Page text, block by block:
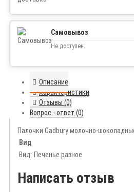
Самовывоз
Не доступен.
Описание
Характеристики
Отзывы (0)
Вопрос - ответ (0)
Палочки Cadbury молочно-
Вид
Вид: Печенье разное
Написать отзыв